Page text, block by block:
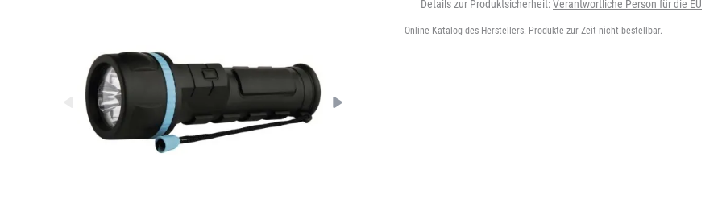
Details zur Produktsicherheit:Verantwortliche Person für die EU
Online-Katalog des Herstellers. Produkte zur Zeit nicht bestellbar.